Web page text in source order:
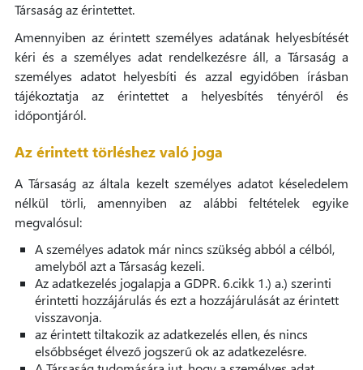
Társaság az érintettet.
Amennyiben az érintett személyes adatának helyesbítését
kéri és a személyes adat rendelkezésre áll, a Társaság a
személyes adatot helyesbíti és azzal egyidőben írásban
tájékoztatja az érintettet a helyesbítés tényéről és
időpontjáról.
Az érintett törléshez való joga
A Társaság az általa kezelt személyes adatot késeledelem
nélkül törli, amennyiben az alábbi feltételek egyike
megvalósul:
A személyes adatok már nincs szükség abból a célból,
amelyből azt a Társaság kezeli.
Az adatkezelés jogalapja a GDPR. 6.cikk 1.) a.) szerinti
érintetti hozzájárulás és ezt a hozzájárulását az érintett
visszavonja.
az érintett tiltakozik az adatkezelés ellen, és nincs
elsőbbséget élvező jogszerű ok az adatkezelésre.